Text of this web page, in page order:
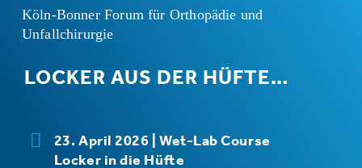
Köln-Bonner Forum für Orthopädie und
Unfallchirurgie
LOCKER AUS DER HÜFTE…
23. April 2026 | Wet-Lab Course
Locker in die Hüfte